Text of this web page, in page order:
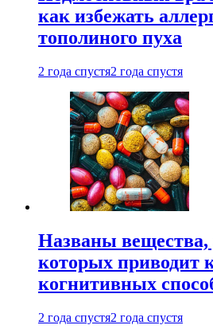
как избежать
тополиного пуха
2 года спустя2 года спустя
Названы
которых приводит
когнитивных
2 года спустя2 года спустя